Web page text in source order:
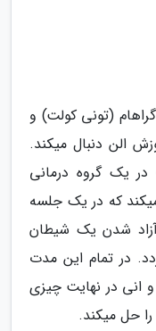
(تونی کولت) و
الن دنبال میکند.
یک گروه درمانی
که در یک جلسه
شدن یک شیطان
در تمام این مدت
و انی در نهایت چیزی
حل میکند.